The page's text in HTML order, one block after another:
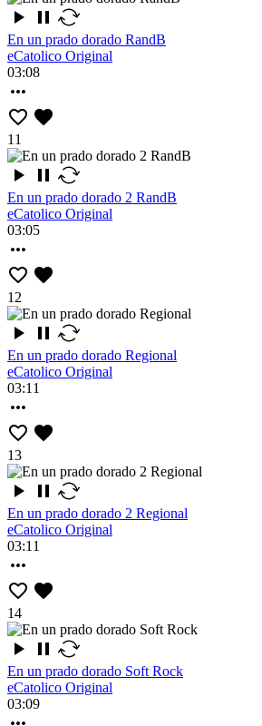
En un prado dorado RandB
eCatolico Original
03:08
11
En un prado dorado 2 RandB
eCatolico Original
03:05
12
En un prado dorado Regional
eCatolico Original
03:11
13
En un prado dorado 2 Regional
eCatolico Original
03:11
14
En un prado dorado Soft Rock
eCatolico Original
03:09